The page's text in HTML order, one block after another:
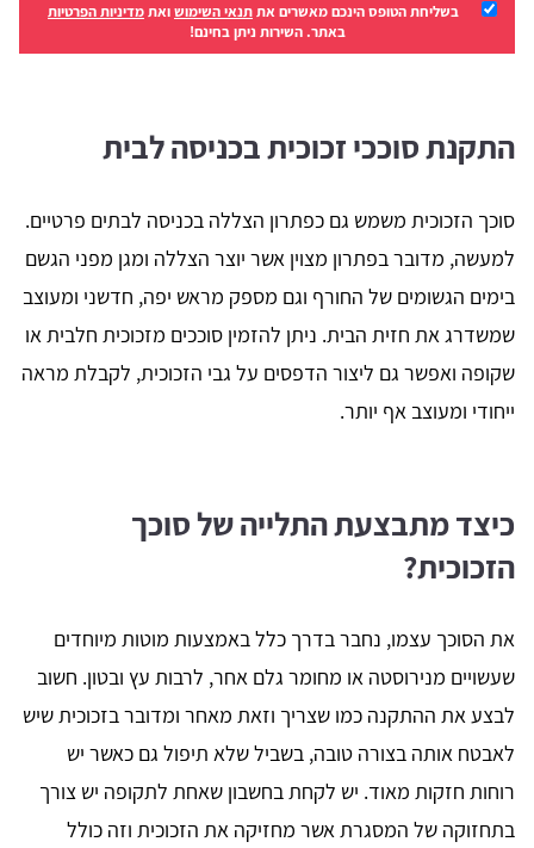
בשליחת הטופס הינכם מאשרים אתתנאי השימושואתמדיניות הפרטיות
באתר. השירות ניתן בחינם!
התקנת סוככי זכוכית בכניסה לבית
סוכך הזכוכית משמש גם כפתרון הצללה בכניסה לבתים פרטיים.
למעשה, מדובר בפתרון מצוין אשר יוצר הצללה ומגן מפני הגשם
בימים הגשומים של החורף וגם מספק מראש יפה, חדשני ומעוצב
שמשדרג את חזית הבית. ניתן להזמין סוככים מזכוכית חלבית או
שקופה ואפשר גם ליצור הדפסים על גבי הזכוכית, לקבלת מראה
ייחודי ומעוצב אף יותר.
כיצד מתבצעת התלייה של סוכך
הזכוכית?
את הסוכך עצמו, נחבר בדרך כלל באמצעות מוטות מיוחדים
שעשויים מנירוסטה או מחומר גלם אחר, לרבות עץ ובטון. חשוב
לבצע את ההתקנה כמו שצריך וזאת מאחר ומדובר בזכוכית שיש
לאבטח אותה בצורה טובה, בשביל שלא תיפול גם כאשר יש
רוחות חזקות מאוד. יש לקחת בחשבון שאחת לתקופה יש צורך
בתחזוקה של המסגרת אשר מחזיקה את הזכוכית וזה כולל